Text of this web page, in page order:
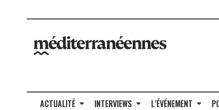
ACTUALITÉ INTERVIEWS L’ÉVÉNEMENT